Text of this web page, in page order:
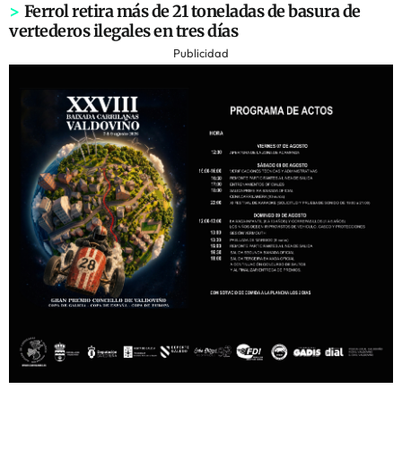
> Ferrol retira más de 21 toneladas de basura de
vertederos ilegales en tres días
Publicidad